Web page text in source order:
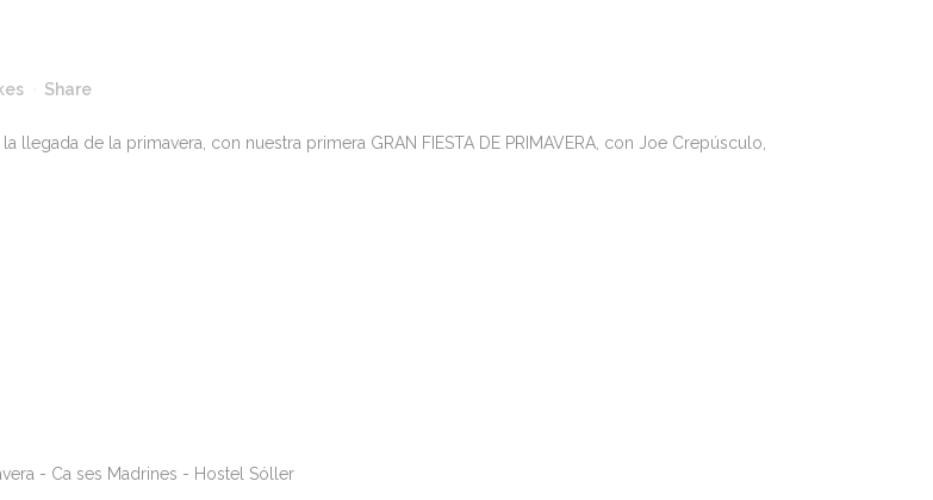
Share
de la primavera, con nuestra primera GRAN FIESTA DE PRIMAVERA, con Joe Crepúsculo,